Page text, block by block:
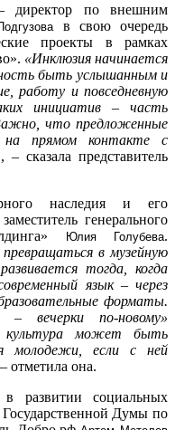
директор по внешним
в свою очередь
проекты в рамках
«Инклюзия начинается
быть услышанным и
работу и повседневную
инициатив – часть
что предложенные
на прямом контакте с
, – сказала представитель
наследия и его
генерального
Юлия Голубева.
в музейную
тогда, когда
язык – через
форматы.
вечерки по-новому»
культура может быть
молодежи, если с ней
отметила она.
развитии социальных
Думы по